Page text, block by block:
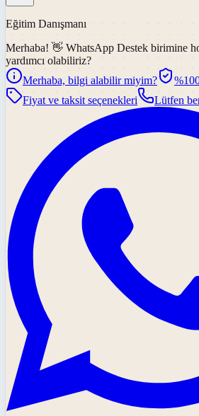
Eğitim Danışmanı
Merhaba! 👋 WhatsApp Destek birimine
yardımcı olabiliriz?
Merhaba, bilgi alabilir miyim?
Fiyat ve taksit seçenekleri
Lütfen